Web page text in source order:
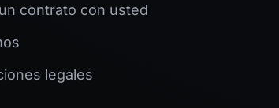
contrato con usted
legales